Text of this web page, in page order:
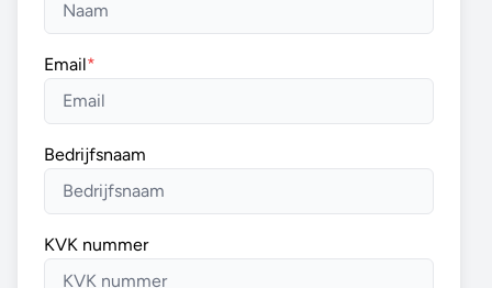
Email*
Bedrijfsnaam
KVK nummer